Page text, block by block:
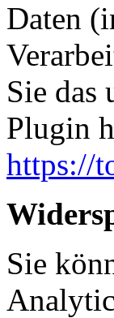
Daten
Sie das
Plugin
https://
Sie